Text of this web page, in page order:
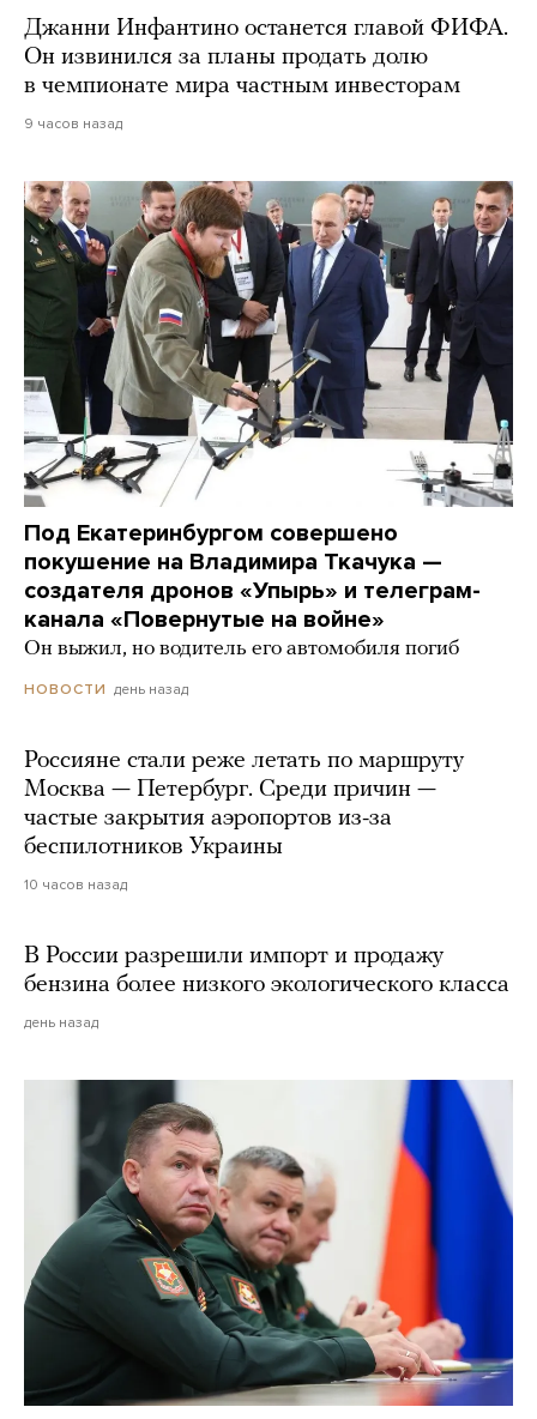
Джанни Инфантино останется главой ФИФА.
Он извинился за планы продать долю
в чемпионате мира частным инвесторам
9 часов назад
Под Екатеринбургом совершено
покушение на Владимира Ткачука —
создателя дронов «Упырь» и телеграм-
канала «Повернутые на войне»
Он выжил, но водитель его автомобиля погиб
НОВОСТИ день назад
Россияне стали реже летать по маршруту
Москва — Петербург. Среди причин —
частые закрытия аэропортов из-за
беспилотников Украины
10 часов назад
В России разрешили импорт и продажу
бензина более низкого экологического класса
день назад